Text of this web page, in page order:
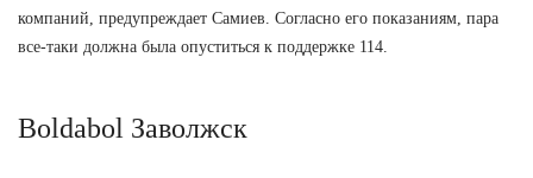
компаний, предупреждает Самиев. Согласно его показаниям, пара
все-таки должна была опуститься к поддержке 114.
Boldabol Заволжск